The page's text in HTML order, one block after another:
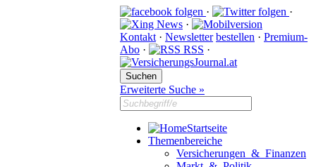
·
·
·
Kontakt · Newsletter bestellen · Premium-
Abo · RSS ·
Erweiterte Suche »
Startseite
Themenbereiche
Versicherungen & Finanzen